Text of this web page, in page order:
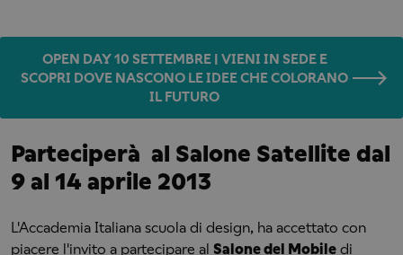
OPEN DAY 10 SETTEMBRE | VIENI IN SEDE E
SCOPRI DOVE NASCONO LE IDEE CHE COLORANO
IL FUTURO
Parteciperà al Salone Satellite dal
9 al 14 aprile 2013
L'Accademia Italiana scuola di design, ha accettato con
piacere l'invito a partecipare al Salone del Mobile di